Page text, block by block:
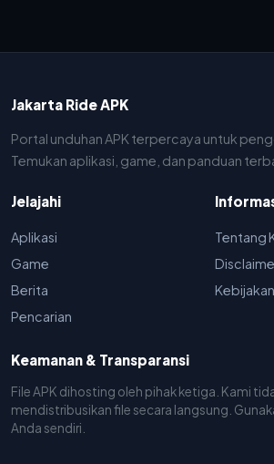
Jakarta Ride APK
Portal unduhan APK terpercaya untuk
Temukan aplikasi, game, dan panduan
Jelajahi
Aplikasi
Game
Berita
Pencarian
Tentang
Keamanan & Transparansi
File APK dihosting oleh pihak ketiga. Kami
mendistribusikan file secara langsung.
Anda sendiri.